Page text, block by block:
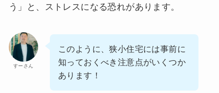
う」と、ストレスになる恐れがあります。
すーさん
このように、狭小住宅には事前に
知っておくべき注意点がいくつか
あります！